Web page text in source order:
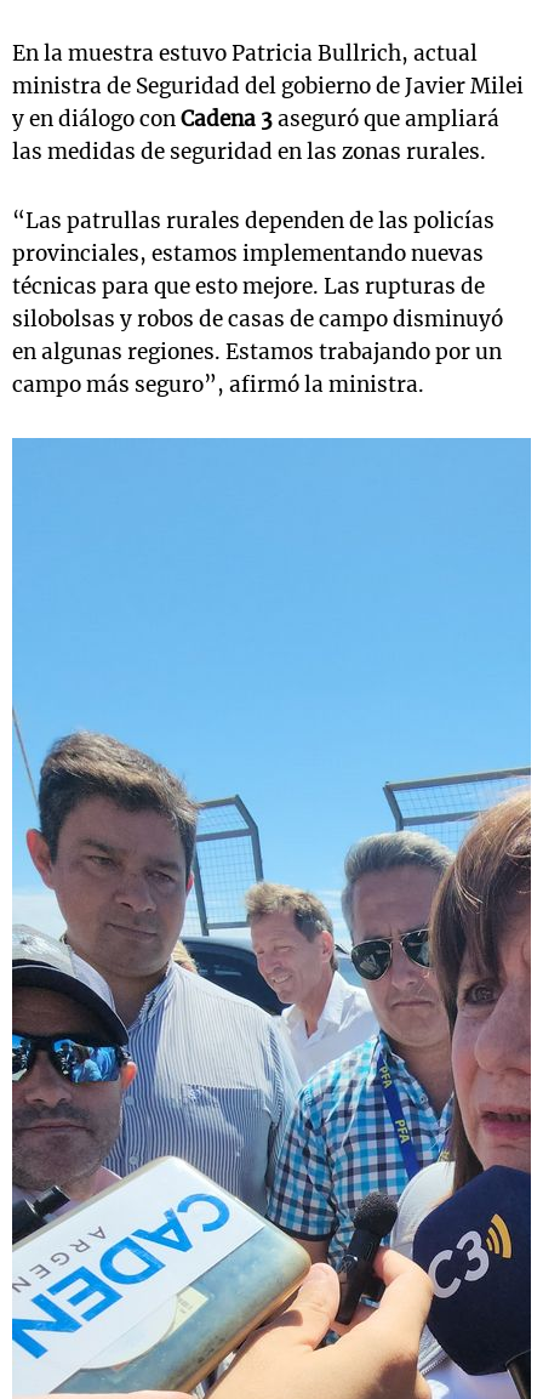
En la muestra estuvo Patricia Bullrich, actual
ministra de Seguridad del gobierno de Javier Milei
y en diálogo conCadena 3aseguró que ampliará
las medidas de seguridad en las zonas rurales.
“Las patrullas rurales dependen de las policías
provinciales, estamos implementando nuevas
técnicas para que esto mejore. Las rupturas de
silobolsas y robos de casas de campo disminuyó
en algunas regiones. Estamos trabajando por un
campo más seguro”, afirmó la ministra.